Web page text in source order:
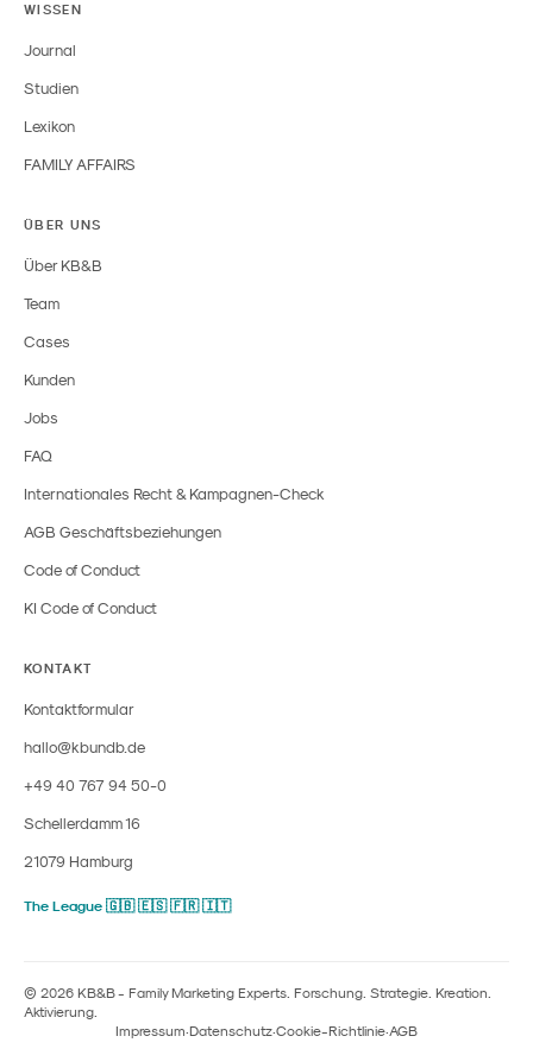
WISSEN
Journal
Studien
Lexikon
FAMILY AFFAIRS
ÜBER UNS
Über KB&B
Team
Cases
Kunden
Jobs
FAQ
Internationales Recht & Kampagnen-Check
AGB Geschäftsbeziehungen
Code of Conduct
KI Code of Conduct
KONTAKT
Kontaktformular
hallo@kbundb.de
+49 40 767 94 50-0
Schellerdamm 16
21079 Hamburg
The League 🇬🇧 🇪🇸 🇫🇷 🇮🇹
© 2026 KB&B - Family Marketing Experts. Forschung. Strategie. Kreation.
Aktivierung.
Impressum·Datenschutz·Cookie-Richtlinie·AGB